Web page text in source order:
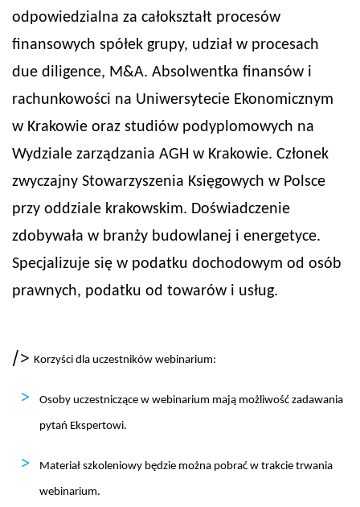
odpowiedzialna za całokształt procesów
finansowych spółek grupy, udział w procesach
due diligence, M&A. Absolwentka finansów i
rachunkowości na Uniwersytecie Ekonomicznym
w Krakowie oraz studiów podyplomowych na
Wydziale zarządzania AGH w Krakowie. Członek
zwyczajny Stowarzyszenia Księgowych w Polsce
przy oddziale krakowskim. Doświadczenie
zdobywała w branży budowlanej i energetyce.
Specjalizuje się w podatku dochodowym od osób
prawnych, podatku od towarów i usług.
/> Korzyści dla uczestników webinarium:
Osoby uczestniczące w webinarium mają możliwość zadawania
pytań Ekspertowi.
Materiał szkoleniowy będzie można pobrać w trakcie trwania
webinarium.